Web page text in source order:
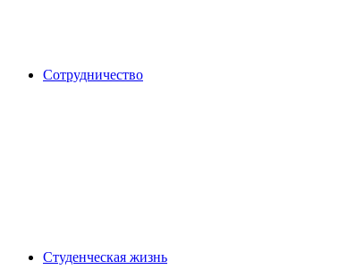
Сотрудничество
Студенческая жизнь